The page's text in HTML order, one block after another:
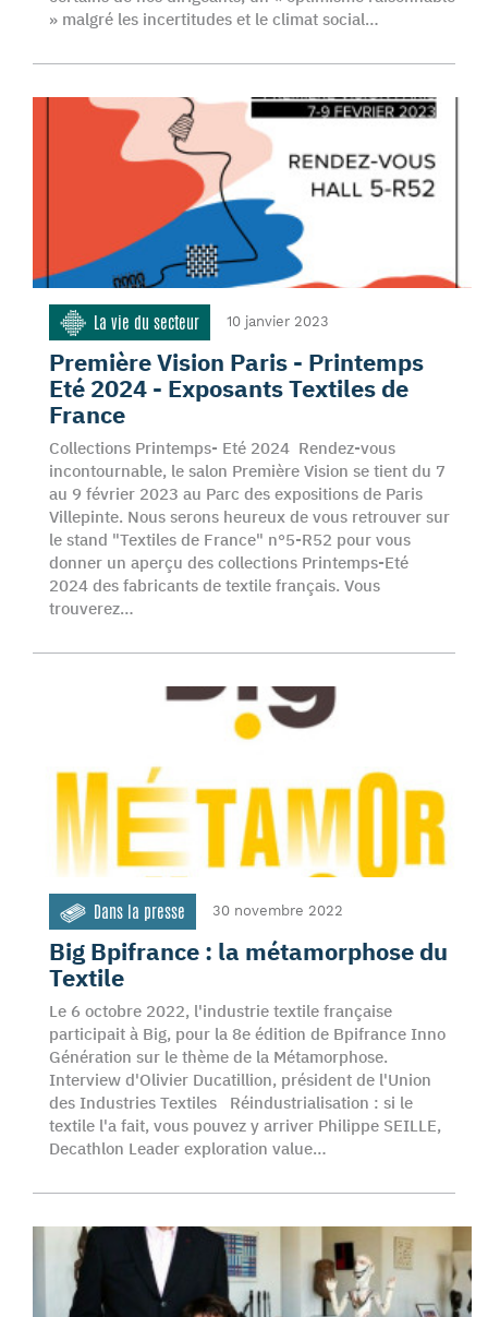
» malgré les incertitudes et le climat social…
La vie du secteur 10 janvier 2023
Première Vision Paris - Printemps
Eté 2024 - Exposants Textiles de
France
Collections Printemps- Eté 2024 Rendez-vous
incontournable, le salon Première Vision se tient du 7
au 9 février 2023 au Parc des expositions de Paris
Villepinte. Nous serons heureux de vous retrouver sur
le stand "Textiles de France" n°5-R52 pour vous
donner un aperçu des collections Printemps-Eté
2024 des fabricants de textile français. Vous
trouverez…
Dans la presse 30 novembre 2022
Big Bpifrance : la métamorphose du
Textile
Le 6 octobre 2022, l'industrie textile française
participait à Big, pour la 8e édition de Bpifrance Inno
Génération sur le thème de la Métamorphose.
Interview d'Olivier Ducatillion, président de l'Union
des Industries Textiles Réindustrialisation : si le
textile l'a fait, vous pouvez y arriver Philippe SEILLE,
Decathlon Leader exploration value…